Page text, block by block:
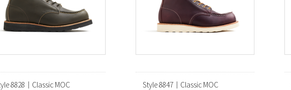
8828｜Classic MOC Style 8847｜Classic MOC